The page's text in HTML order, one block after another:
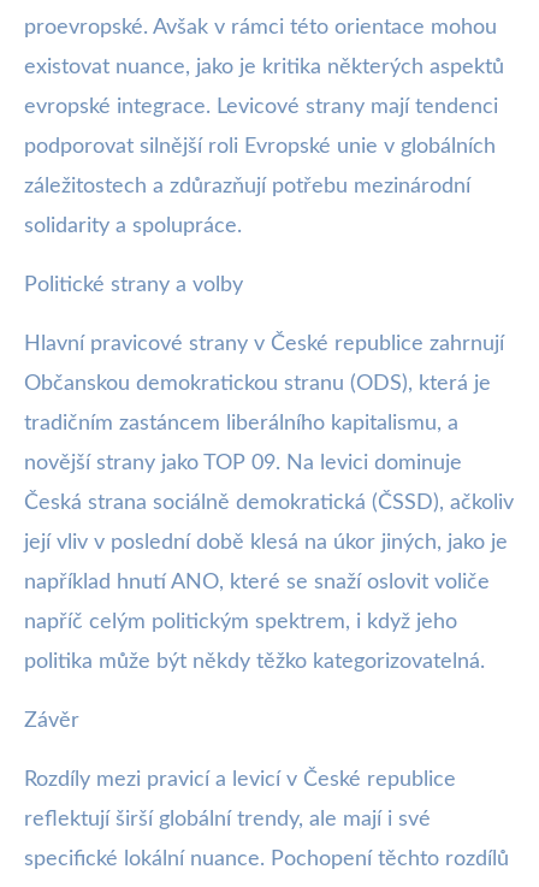
proevropské. Avšak v rámci této orientace mohou
existovat nuance, jako je kritika některých aspektů
evropské integrace. Levicové strany mají tendenci
podporovat silnější roli Evropské unie v globálních
záležitostech a zdůrazňují potřebu mezinárodní
solidarity a spolupráce.
Politické strany a volby
Hlavní pravicové strany v České republice zahrnují
Občanskou demokratickou stranu (ODS), která je
tradičním zastáncem liberálního kapitalismu, a
novější strany jako TOP 09. Na levici dominuje
Česká strana sociálně demokratická (ČSSD), ačkoliv
její vliv v poslední době klesá na úkor jiných, jako je
například hnutí ANO, které se snaží oslovit voliče
napříč celým politickým spektrem, i když jeho
politika může být někdy těžko kategorizovatelná.
Závěr
Rozdíly mezi pravicí a levicí v České republice
reflektují širší globální trendy, ale mají i své
specifické lokální nuance. Pochopení těchto rozdílů